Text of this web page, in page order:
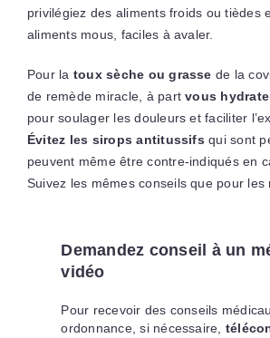
privilégiez des aliments froids ou tièdes
aliments mous, faciles à avaler.
Pour la toux sèche ou grasse de la
de remède miracle, à partvous
pour soulager les douleurs et faciliter
Évitez les sirops antitussifs qui sont
peuvent même être contre-indiqués en
Suivez les mêmes conseils que pour les
Demandez conseil à un
vidéo
Pour recevoir des conseils
ordonnance, si nécessaire,